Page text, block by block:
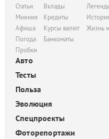
Статьи
Мнения
Афиша
Погода
Пробки
Вклады
Кредиты
Курсы валют
Банкоматы
Жизнь
Авто
Тесты
Польза
Эволюция
Спецпроекты
Фоторепортажи